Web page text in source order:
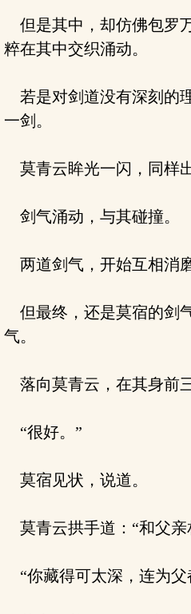
但是其中，却仿佛包罗
粹在其中交织涌动。
若是对剑道没有深刻的
一剑。
莫青云眸光一闪，同样出
剑气涌动，与其碰撞。
两道剑气，开始互相消磨
但最终，还是莫宿的剑
气。
落向莫青云，在其身前
“很好。”
莫宿见状，说道。
莫青云拱手道：“和父亲
“你藏得可太深，连为父